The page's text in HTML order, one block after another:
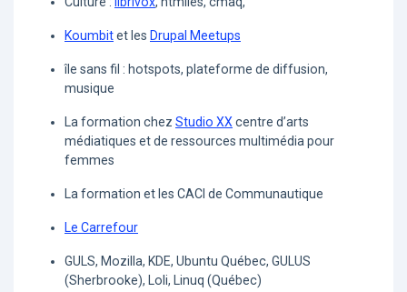
Koumbitet les Drupal Meetups
île sans fil : hotspots, plateforme de diffusion,
musique
La formation chez Studio XXcentre d’arts
médiatiques et de ressources multimédia pour
femmes
La formation et les CACI de Communautique
Le Carrefour
GULS, Mozilla, KDE, Ubuntu Québec, GULUS
(Sherbrooke), Loli, Linuq (Québec)